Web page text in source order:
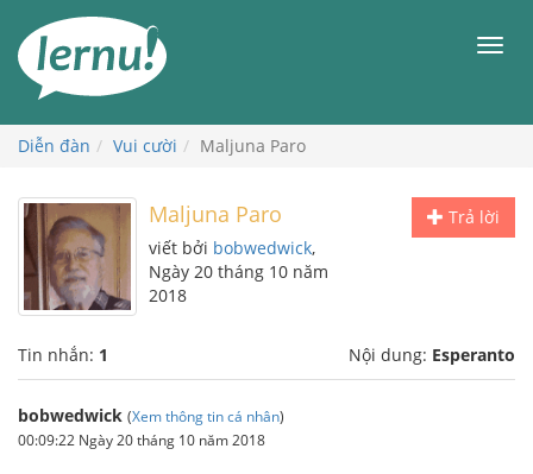
đến
phần
dung
Diễn đàn Vui cười Maljuna Paro
Trả lời
Maljuna Paro
viết bởi bobwedwick,
Ngày 20 tháng 10 năm
2018
Tin nhắn: 1 Nội dung: Esperanto
bobwedwick (Xem thông tin cá nhân)
00:09:22 Ngày 20 tháng 10 năm 2018